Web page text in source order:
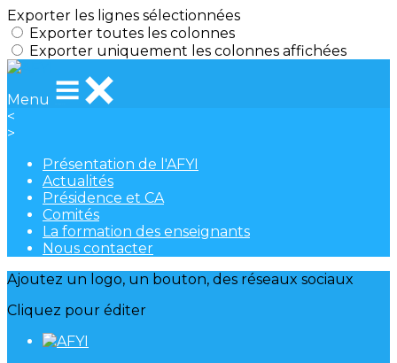
Exporter les lignes sélectionnées
Exporter toutes les colonnes
Exporter uniquement les colonnes affichées
Menu
<
>
Présentation de l'AFYI
Actualités
Présidence et CA
Comités
La formation des enseignants
Nous contacter
Ajoutez un logo, un bouton, des réseaux sociaux
Cliquez pour éditer